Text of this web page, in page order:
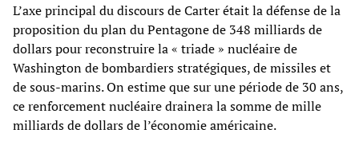
L’axe principal du discours de Carter était la défense de la
proposition du plan du Pentagone de 348 milliards de
dollars pour reconstruire la « triade » nucléaire de
Washington de bombardiers stratégiques, de missiles et
de sous-marins. On estime que sur une période de 30 ans,
ce renforcement nucléaire drainera la somme de mille
milliards de dollars de l’économie américaine.